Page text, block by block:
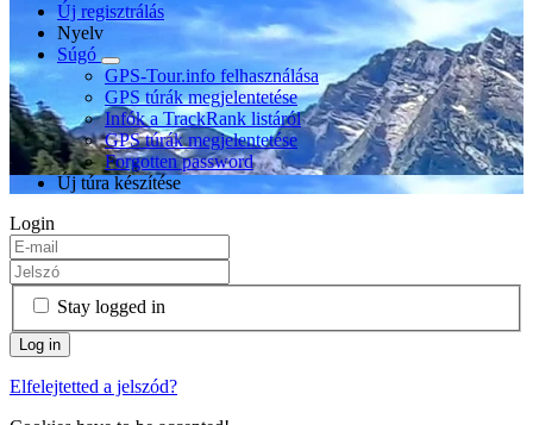
Új regisztrálás
Nyelv
Súgó
GPS-Tour.info felhasználása
GPS túrák megjelentetése
Infók a TrackRank listáról
GPS túrák megjelentetése
Forgotten password
Új túra készítése
Login
Stay logged in
Elfelejtetted a jelszód?